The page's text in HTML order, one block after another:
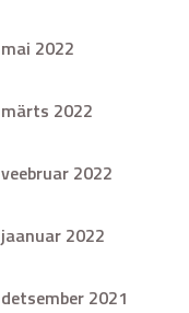
mai 2022
märts 2022
veebruar 2022
jaanuar 2022
detsember 2021